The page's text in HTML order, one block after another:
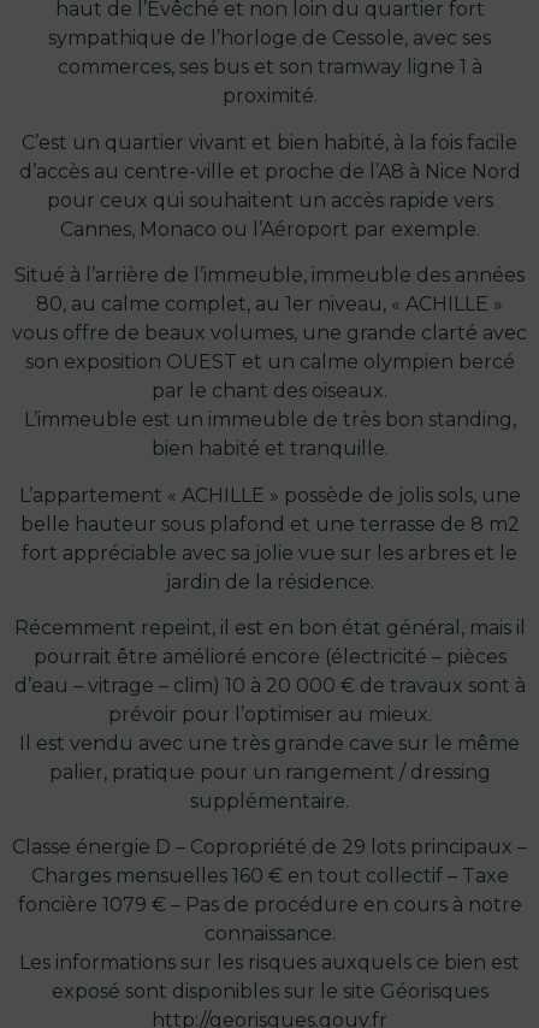
haut de l’Evêché et non loin du quartier fort
sympathique de l’horloge de Cessole, avec ses
commerces, ses bus et son tramway ligne 1 à
proximité.
C’est un quartier vivant et bien habité, à la fois facile
d’accès au centre-ville et proche de l’A8 à Nice Nord
pour ceux qui souhaitent un accès rapide vers
Cannes, Monaco ou l’Aéroport par exemple.
Situé à l’arrière de l’immeuble, immeuble des années
80, au calme complet, au 1er niveau, « ACHILLE »
vous offre de beaux volumes, une grande clarté avec
son exposition OUEST et un calme olympien bercé
par le chant des oiseaux.
L’immeuble est un immeuble de très bon standing,
bien habité et tranquille.
L’appartement « ACHILLE » possède de jolis sols, une
belle hauteur sous plafond et une terrasse de 8 m2
fort appréciable avec sa jolie vue sur les arbres et le
jardin de la résidence.
Récemment repeint, il est en bon état général, mais il
pourrait être amélioré encore (électricité – pièces
d’eau – vitrage – clim) 10 à 20 000 € de travaux sont à
prévoir pour l’optimiser au mieux.
Il est vendu avec une très grande cave sur le même
palier, pratique pour un rangement / dressing
supplémentaire.
Classe énergie D – Copropriété de 29 lots principaux –
Charges mensuelles 160 € en tout collectif – Taxe
foncière 1079 € – Pas de procédure en cours à notre
connaissance.
Les informations sur les risques auxquels ce bien est
exposé sont disponibles sur le site Géorisques
http://georisques.gouv.fr